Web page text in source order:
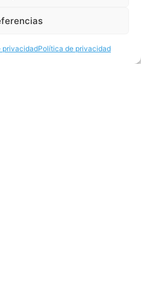
privacidadPolítica de privacidad